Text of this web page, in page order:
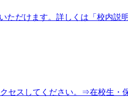
ただけます。詳しくは「校内説
セスしてください。⇒在校生・